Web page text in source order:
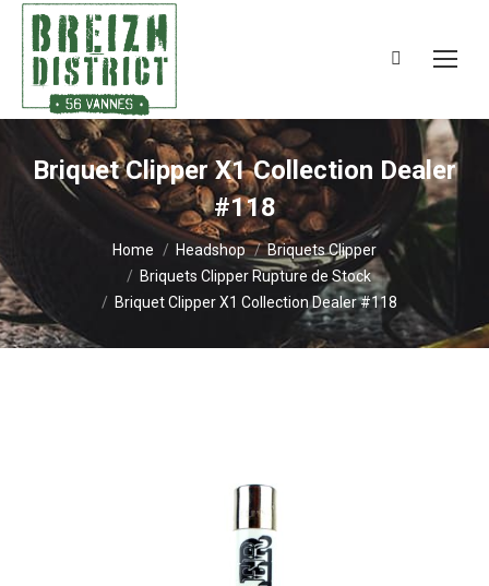
Search:
Briquet Clipper X1 Collection Dealer
#118
You are here:Home Headshop
Briquets Clipper
Briquets Clipper Rupture de Stock
Briquet Clipper X1 Collection Dealer #118